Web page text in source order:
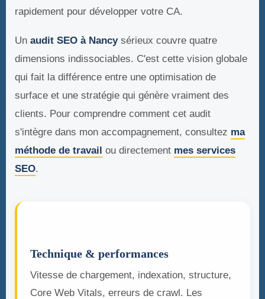
rapidement pour développer votre CA.
Un audit SEO à Nancysérieux couvre quatre
dimensions indissociables. C'est cette vision globale
qui fait la différence entre une optimisation de
surface et une stratégie qui génère vraiment des
clients. Pour comprendre comment cet audit
s'intègre dans mon accompagnement, consultez ma
méthode de travail ou directement mes services
SEO.
Technique & performances
Vitesse de chargement, indexation, structure,
Core Web Vitals, erreurs de crawl. Les